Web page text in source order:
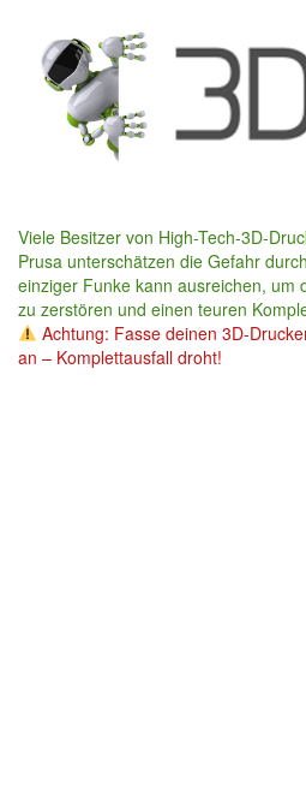
content
Viele Besitzer von High-Tech-3D-
Prusa unterschätzen die Gefahr
einziger Funke kann ausreichen, um
zu zerstören und einen teuren
Achtung: Fasse deinen 3D-
an – Komplettausfall droht!